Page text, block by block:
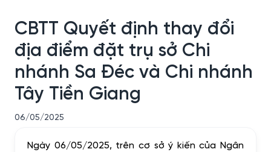
CBTT Quyết định thay đổi
địa điểm đặt trụ sở Chi
nhánh Sa Đéc và Chi nhánh
Tây Tiền Giang
06/05/2025
Ngày 06/05/2025, trên cơ sở ý kiến của Ngân